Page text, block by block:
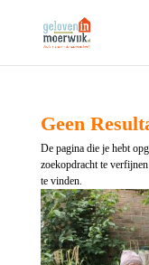
Geen
De pagina die je hebt
zoekopdracht te
te vinden.